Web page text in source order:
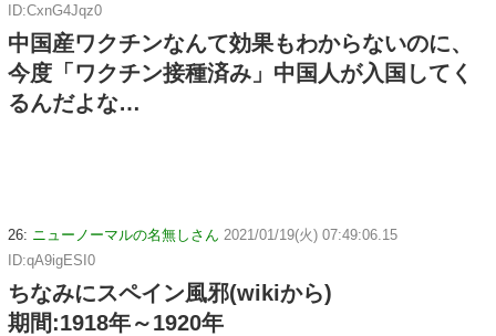
ID:CxnG4Jqz0
中国産ワクチンなんて効果もわからないのに、
今度「ワクチン接種済み」中国人が入国してく
るんだよな…
26: ニューノーマルの名無しさん 2021/01/19(火) 07:49:06.15
ID:qA9igESI0
ちなみにスペイン風邪(wikiから)
期間:1918年～1920年